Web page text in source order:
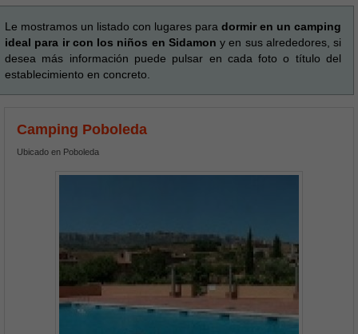
Le mostramos un listado con lugares para dormir en un camping
ideal para ir con los niños en Sidamon y en sus alrededores, si
desea más información puede pulsar en cada foto o título del
establecimiento en concreto.
Camping Poboleda
Ubicado en Poboleda